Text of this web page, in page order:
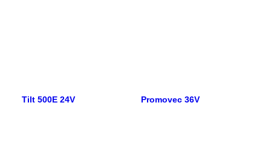
Tilt 500E 24V Promovec 36V